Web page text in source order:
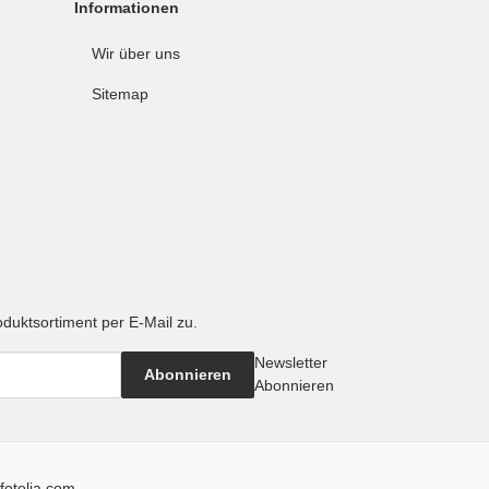
Informationen
Wir über uns
Sitemap
per E-Mail zu.
Abonnieren
Newsletter
Abonnieren